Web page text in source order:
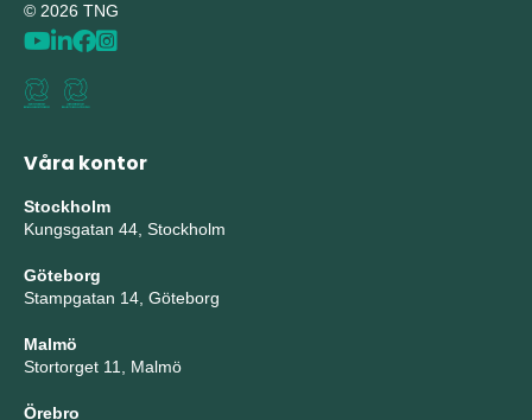
© 2026 TNG
Våra kontor
Stockholm
Kungsgatan 44, Stockholm
Göteborg
Stampgatan 14, Göteborg
Malmö
Stortorget 11, Malmö
Örebro